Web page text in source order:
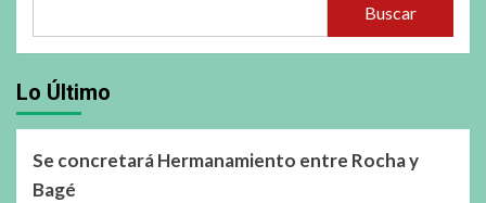
Buscar
Lo Último
Se concretará Hermanamiento entre Rocha y
Bagé